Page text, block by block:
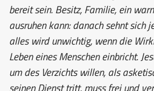
bereit sein. Besitz, Familie, ein
ausruhen kann: danach sehnt sich
alles wird unwichtig, wenn die
Leben eines Menschen einbricht.
um des Verzichts willen, als